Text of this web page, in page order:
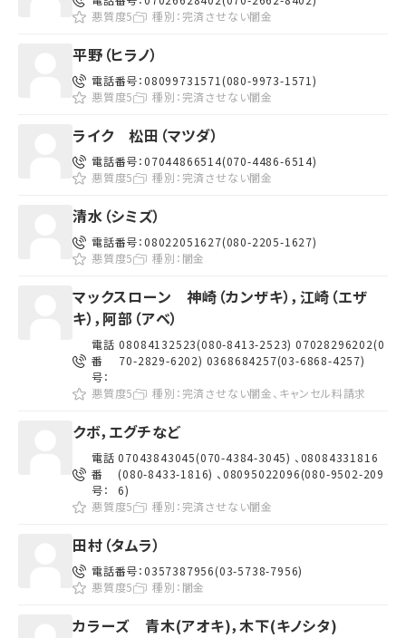
悪質度5
種別： 完済させない闇金
平野（ヒラノ）
電話番号：08099731571(080-9973-1571)
悪質度5
種別： 完済させない闇金
ライク 松田（マツダ）
電話番号：07044866514(070-4486-6514)
悪質度5
種別： 完済させない闇金
清水（シミズ）
電話番号：08022051627(080-2205-1627)
悪質度5
種別： 闇金
マックスローン 神崎（カンザキ），江崎（エザ
キ），阿部（アベ）
電話
番
号：
08084132523(080-8413-2523) 07028296202(0
70-2829-6202) 0368684257(03-6868-4257)
悪質度5 種別： 完済させない闇金、キャンセル料請求
クボ，エグチなど
電話
番
号：
07043843045(070-4384-3045) 、08084331816
(080-8433-1816) 、08095022096(080-9502-209
6)
悪質度5
種別： 完済させない闇金
田村（タムラ）
電話番号：0357387956(03-5738-7956)
悪質度5
種別： 闇金
カラーズ 青木(アオキ)，木下(キノシタ)